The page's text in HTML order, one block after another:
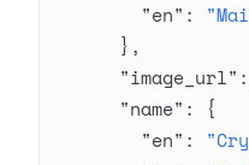
        "en"
:
      },
      "image_url"
:
      "name"
: {
        "en"
: